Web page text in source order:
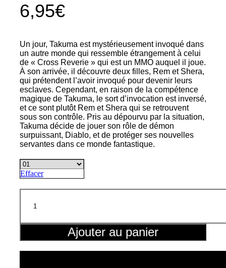
6,95€
Un jour, Takuma est mystérieusement invoqué dans
un autre monde qui ressemble étrangement à celui
de « Cross Reverie » qui est un MMO auquel il joue.
À son arrivée, il découvre deux filles, Rem et Shera,
qui prétendent l’avoir invoqué pour devenir leurs
esclaves. Cependant, en raison de la compétence
magique de Takuma, le sort d’invocation est inversé,
et ce sont plutôt Rem et Shera qui se retrouvent
sous son contrôle. Pris au dépourvu par la situation,
Takuma décide de jouer son rôle de démon
surpuissant, Diablo, et de protéger ses nouvelles
servantes dans ce monde fantastique.
Effacer
quantité
How
summon
Ajouter au panier